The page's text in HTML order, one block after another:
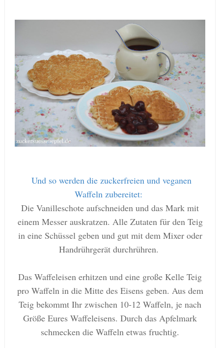
Und so werden die zuckerfreien und veganen
Waffeln zubereitet:
Die Vanilleschote aufschneiden und das Mark mit
einem Messer auskratzen. Alle Zutaten für den Teig
in eine Schüssel geben und gut mit dem Mixer oder
Handrührgerät durchrühren.
Das Waffeleisen erhitzen und eine große Kelle Teig
pro Waffeln in die Mitte des Eisens geben. Aus dem
Teig bekommt Ihr zwischen 10-12 Waffeln, je nach
Größe Eures Waffeleisens. Durch das Apfelmark
schmecken die Waffeln etwas fruchtig.